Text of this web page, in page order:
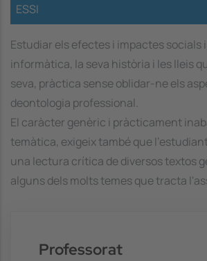
ESSI
Estudiar els efectes i impactes socials
informàtica, la seva història i les lleis
seva, pràctica sense oblidar-ne els
deontologia professional.
El caràcter genèric i pràcticament
temàtica, exigeix també que
una lectura crítica de diversos textos
alguns dels molts temes que tracta
Professorat